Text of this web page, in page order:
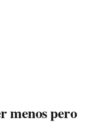
menos pero